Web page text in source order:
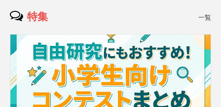
特集 一覧